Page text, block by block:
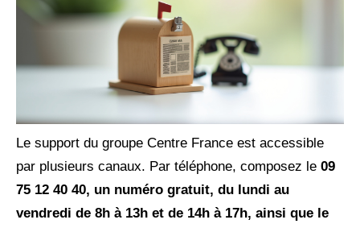
Le support du groupe Centre France est accessible
par plusieurs canaux. Par téléphone, composez le 09
75 12 40 40, un numéro gratuit, du lundi au
vendredi de 8h à 13h et de 14h à 17h, ainsi que le